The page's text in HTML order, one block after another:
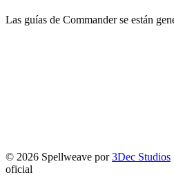
Las guías de Commander se están
© 2026 Spellweave por 3Dec Studios
oficial